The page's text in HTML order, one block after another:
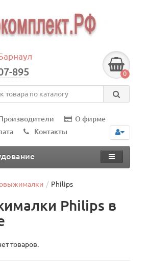
895 0
О фирме
Контакты
Philips
Philips в
товаров.